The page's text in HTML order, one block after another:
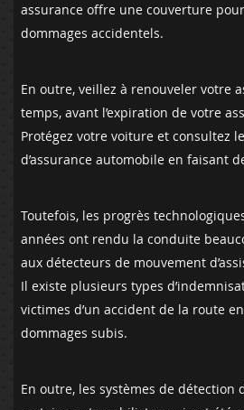
assurance offre une couverture
dommages accidentels.
En outre, veillez à renouveler votre
temps, avant l’expiration de votre
Protégez votre voiture et consultez
d’assurance automobile en faisant
Toutefois, les progrès
années ont rendu la conduite
aux détecteurs de mouvement
Il existe plusieurs types
victimes d’un accident de la route
dommages subis.
En outre, les systèmes de détection